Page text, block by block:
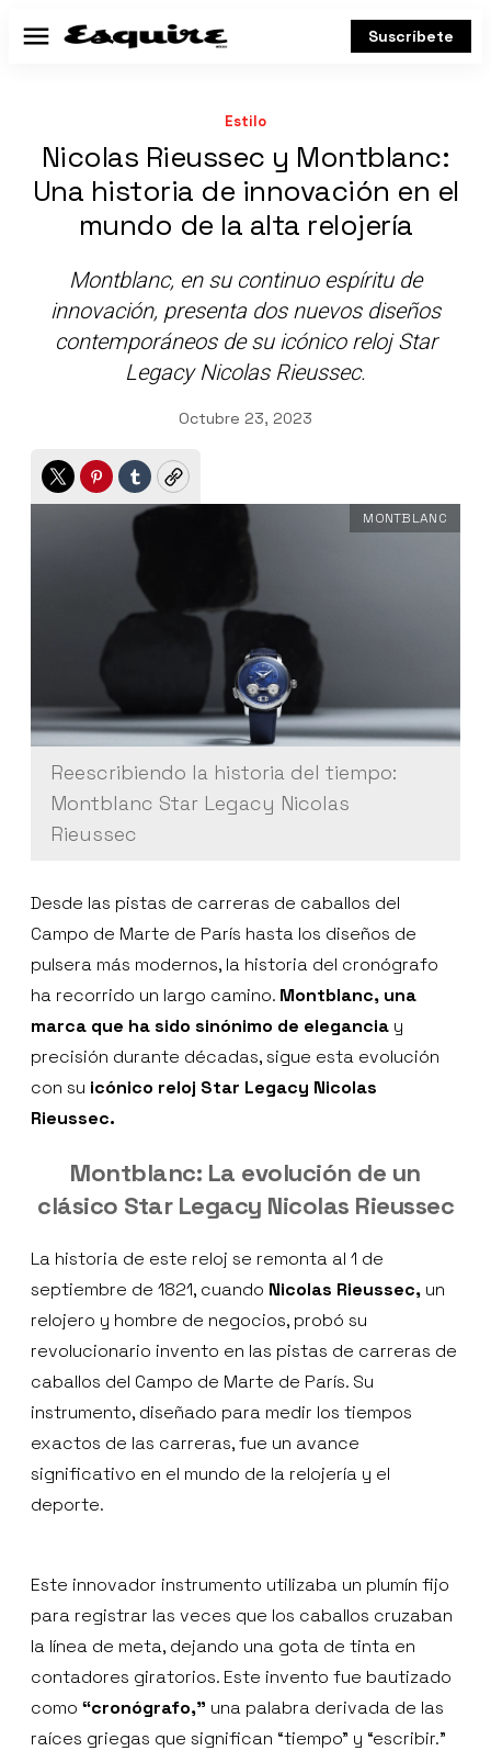
Menú Suscríbete
Estilo
Nicolas Rieussec y Montblanc:
Una historia de innovación en el
mundo de la alta relojería
Montblanc, en su continuo espíritu de
innovación, presenta dos nuevos diseños
contemporáneos de su icónico reloj Star
Legacy Nicolas Rieussec.
Octubre 23, 2023
TwitterPinterest
TumblrCopy
Reescribiendo la historia del tiempo:
Montblanc Star Legacy Nicolas
Rieussec
MONTBLANC
Desde las pistas de carreras de caballos del
Campo de Marte de París hasta los diseños de
pulsera más modernos, la historia del cronógrafo
ha recorrido un largo camino. Montblanc, una
marca que ha sido sinónimo de elegancia y
precisión durante décadas, sigue esta evolución
con su icónico reloj Star Legacy Nicolas
Rieussec.
Montblanc: La evolución de un
clásico Star Legacy Nicolas Rieussec
La historia de este reloj se remonta al 1 de
septiembre de 1821, cuando Nicolas Rieussec, un
relojero y hombre de negocios, probó su
revolucionario invento en las pistas de carreras de
caballos del Campo de Marte de París. Su
instrumento, diseñado para medir los tiempos
exactos de las carreras, fue un avance
significativo en el mundo de la relojería y el
deporte.
Este innovador instrumento utilizaba un plumín fijo
para registrar las veces que los caballos cruzaban
la línea de meta, dejando una gota de tinta en
contadores giratorios. Este invento fue bautizado
como “cronógrafo,” una palabra derivada de las
raíces griegas que significan “tiempo” y “escribir.”